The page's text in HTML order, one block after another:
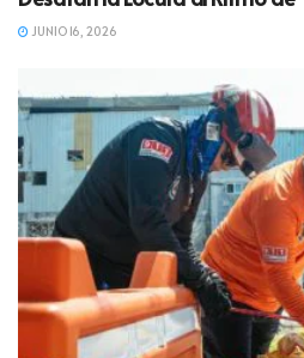
JUNIO 16, 2026